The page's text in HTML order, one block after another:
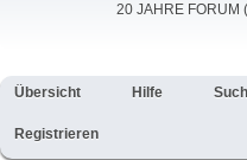
20 JAHRE FORUM
Übersicht Hilfe
Registrieren